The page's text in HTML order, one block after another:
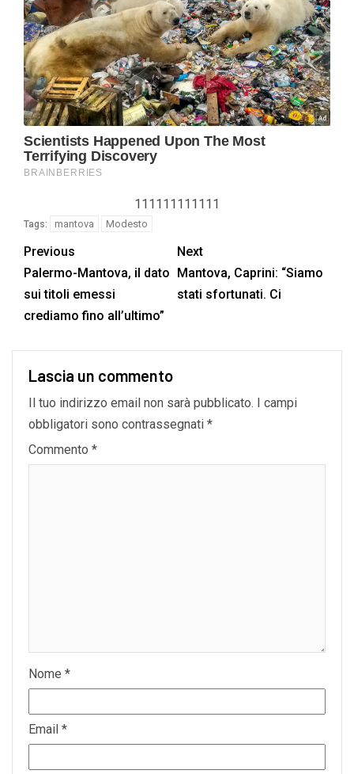
111111111111
Tags: mantova Modesto
Previous
Palermo-Mantova, il dato
sui titoli emessi
Next
Mantova, Caprini: “Siamo
stati sfortunati. Ci
crediamo fino all’ultimo”
Lascia un commento
Il tuo indirizzo email non sarà pubblicato. I campi
obbligatori sono contrassegnati *
Commento *
Nome *
Email *